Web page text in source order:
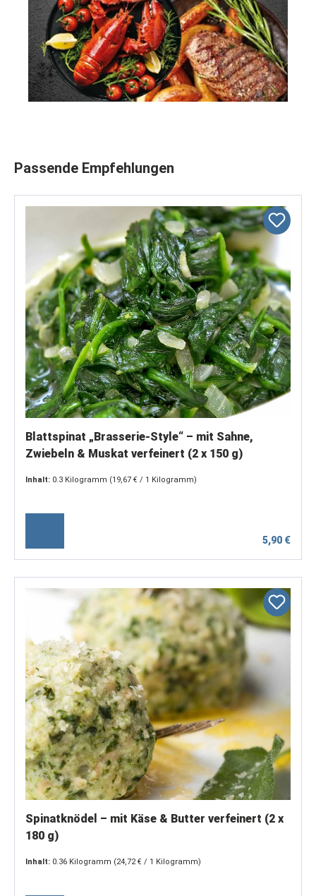
Produktgalerie überspringen
Passende Empfehlungen
Blattspinat „Brasserie-Style“ – mit Sahne,
Zwiebeln & Muskat verfeinert (2 x 150 g)
Inhalt: 0.3 Kilogramm (19,67 € / 1 Kilogramm)
5,90 €
Spinatknödel – mit Käse & Butter verfeinert (2 x
180 g)
Inhalt: 0.36 Kilogramm (24,72 € / 1 Kilogramm)